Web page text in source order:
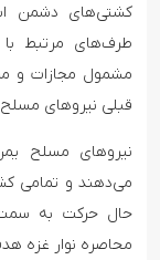
کشتی‌های دشمن
طرف‌های مرتبط
مشمول مجازات و
قبلی نیروهای
نیروهای مسلح
می‌دهند و تمامی
حال حرکت به سمت
محاصره نوار غزه